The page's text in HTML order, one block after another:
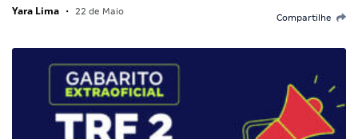
Yara Lima • 22 de Maio
Compartilhe